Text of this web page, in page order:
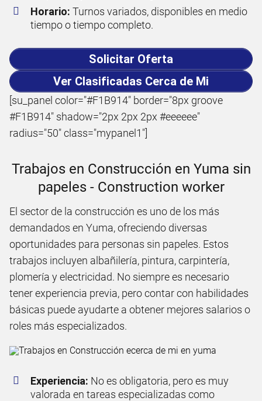
Horario: Turnos variados, disponibles en medio
tiempo o tiempo completo.
Solicitar Oferta
Ver Clasificadas Cerca de Mi
[su_panel color="#F1B914" border="8px groove
#F1B914" shadow="2px 2px 2px #eeeeee"
radius="50" class="mypanel1"]
Trabajos en Construcción en Yuma sin
papeles - Construction worker
El sector de la construcción es uno de los más
demandados en Yuma, ofreciendo diversas
oportunidades para personas sin papeles. Estos
trabajos incluyen albañilería, pintura, carpintería,
plomería y electricidad. No siempre es necesario
tener experiencia previa, pero contar con habilidades
básicas puede ayudarte a obtener mejores salarios o
roles más especializados.
Experiencia: No es obligatoria, pero es muy
valorada en tareas especializadas como